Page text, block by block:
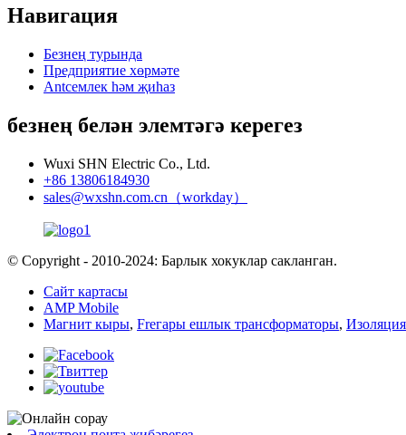
Навигация
Безнең турында
Предприятие хөрмәте
Antсемлек һәм җиһаз
безнең белән элемтәгә керегез
Wuxi SHN Electric Co., Ltd.
+86 13806184930
sales@wxshn.com.cn（workday）
© Copyright - 2010-2024: Барлык хокуклар сакланган.
Сайт картасы
AMP Mobile
Магнит кыры, Freгары ешлык трансформаторы,